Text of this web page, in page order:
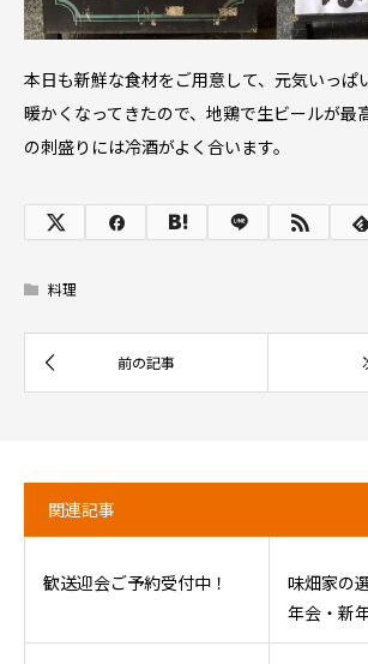
本日も新鮮な食材をご用意して、元気いっぱ
暖かくなってきたので、地鶏で生ビールが最
の刺盛りには冷酒がよく合います。
料理
関連記事
歓送迎会ご予約受付中！
味畑家の
年会・新